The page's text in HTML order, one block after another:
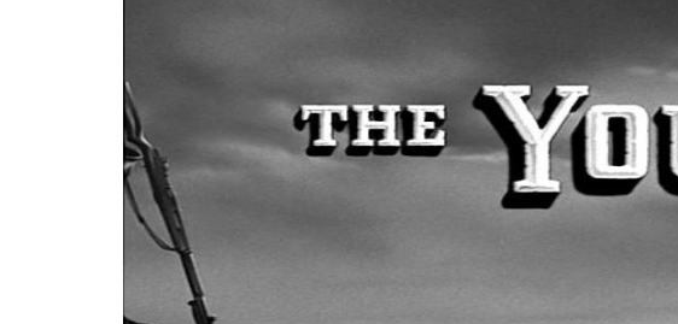
BASKET TORINO, BENEDETTO XIV CENTO ,
BERGAMO BASKET 2014,
PALLACANESTRO 2.015,FORTITUDO BOLOGNA
PISTOIA BASKET,
SCALIGERA
BASKET
Alla